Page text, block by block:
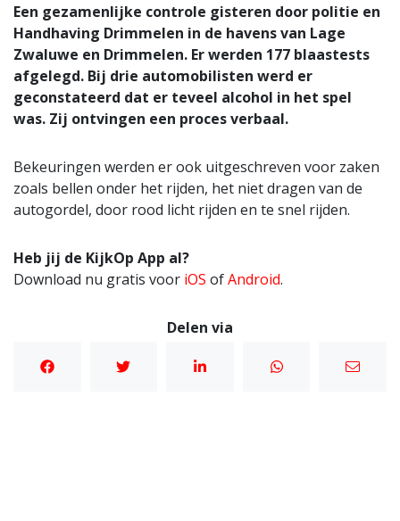
Een gezamenlijke controle gisteren door politie en
Handhaving Drimmelen in de havens van Lage
Zwaluwe en Drimmelen. Er werden 177 blaastests
afgelegd. Bij drie automobilisten werd er
geconstateerd dat er teveel alcohol in het spel
was. Zij ontvingen een proces verbaal.
Bekeuringen werden er ook uitgeschreven voor zaken
zoals bellen onder het rijden, het niet dragen van de
autogordel, door rood licht rijden en te snel rijden.
Heb jij de KijkOp App al?
Download nu gratis voor iOS ofAndroid.
Delen via